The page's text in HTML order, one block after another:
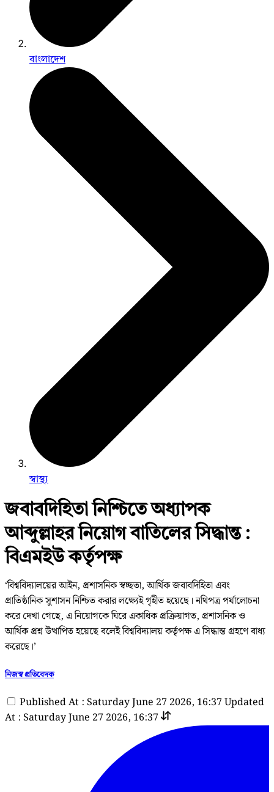
বাংলাদেশ
স্বাস্থ্য
জবাবদিহিতা নিশ্চিতে অধ্যাপক
আব্দুল্লাহর নিয়োগ বাতিলের সিদ্ধান্ত :
বিএমইউ কর্তৃপক্ষ
‘বিশ্ববিদ্যালয়ের আইন, প্রশাসনিক স্বচ্ছতা, আর্থিক জবাবদিহিতা এবং
প্রাতিষ্ঠানিক সুশাসন নিশ্চিত করার লক্ষ্যেই গৃহীত হয়েছে। নথিপত্র পর্যালোচনা
করে দেখা গেছে, এ নিয়োগকে ঘিরে একাধিক প্রক্রিয়াগত, প্রশাসনিক ও
আর্থিক প্রশ্ন উত্থাপিত হয়েছে বলেই বিশ্ববিদ্যালয় কর্তৃপক্ষ এ সিদ্ধান্ত গ্রহণে বাধ্য
করেছে।’
নিজস্ব প্রতিবেদক
Published At : Saturday June 27 2026, 16:37 Updated
At : Saturday June 27 2026, 16:37